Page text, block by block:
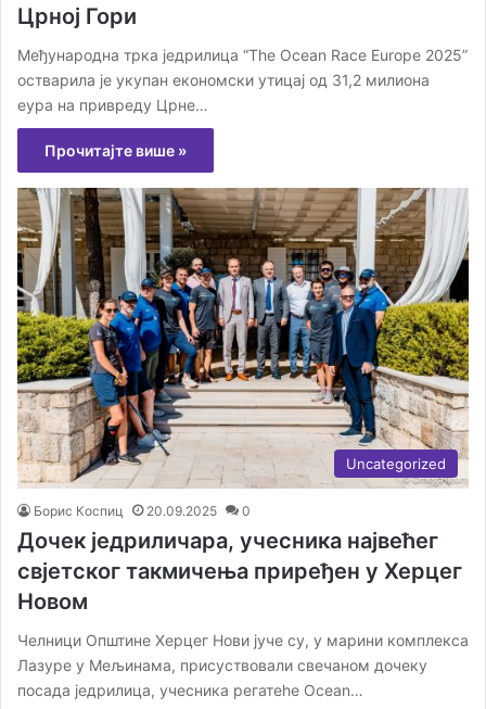
Црној Гори
Међународна трка једрилица “The Ocean Race Europe 2025”
остварила је укупан економски утицај од 31,2 милиона
еура на привреду Црне…
Прочитајте више »
Uncategorized
Борис Коспиц 20.09.2025 0
Дочек једриличара, учесника највећег
свјетског такмичења приређен у Херцег
Новом
Челници Општине Херцег Нови јуче су, у марини комплекса
Лазуре у Мељинама, присуствовали свечаном дочеку
посада једрилица, учесника регатеhe Ocean…